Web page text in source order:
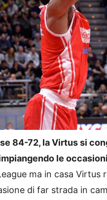
84-72, la Virtus si
le
ma in casa
di far strada in